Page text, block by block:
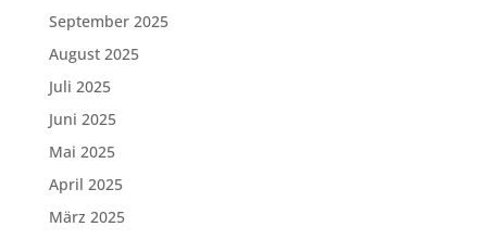
September 2025
August 2025
Juli 2025
Juni 2025
Mai 2025
April 2025
März 2025